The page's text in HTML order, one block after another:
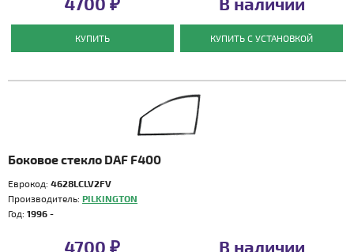
КУПИТЬ КУПИТЬ С УСТАНОВКОЙ
Боковое стекло DAF F400
Еврокод: 4628LCLV2FV
Производитель: PILKINGTON
Год: 1996 -
4700 ₽ В наличии